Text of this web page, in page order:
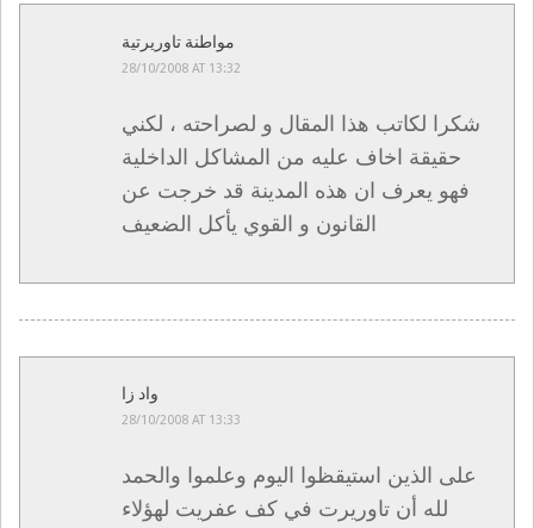
مواطنة تاوريرتية
28/10/2008 AT 13:32
شكرا لكاتب هذا المقال و لصراحته ، لكني
حقيقة اخاف عليه من المشاكل الداخلية
فهو يعرف ان هذه المدينة قد خرجت عن
القانون و القوي يأكل الضعيف
واد زا
28/10/2008 AT 13:33
على الذين استيقظوا اليوم وعلموا والحمد
لله أن تاوريرت في كف عفريت لهؤلاء